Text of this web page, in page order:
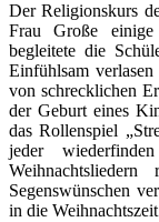
Der Religionskurs
Frau Große
begleitete die
Einfühlsam
von schrecklichen
der Geburt eines
das Rollenspiel
jeder
Segenswünschen
in die